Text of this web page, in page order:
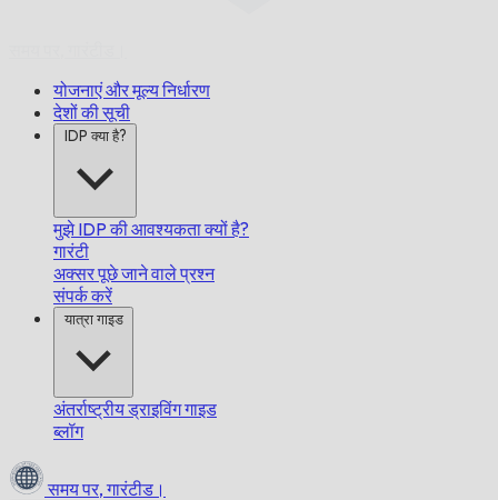
योजनाएं और मूल्य निर्धारण
देशों की सूची
IDP क्या है?
मुझे IDP की आवश्यकता क्यों है?
गारंटी
अक्सर पूछे जाने वाले प्रश्न
संपर्क करें
यात्रा गाइड
अंतर्राष्ट्रीय ड्राइविंग गाइड
ब्लॉग
समय पर, गारंटीड।